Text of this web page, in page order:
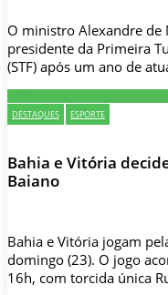
O ministro Alexandre de
presidente da Primeira
(STF) após um ano de
DESTAQUES ESPORTE
Bahia e Vitória
Baiano
Bahia e Vitória jogam
domingo (23). O jogo
16h, com torcida única